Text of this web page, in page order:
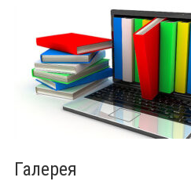
Галерея